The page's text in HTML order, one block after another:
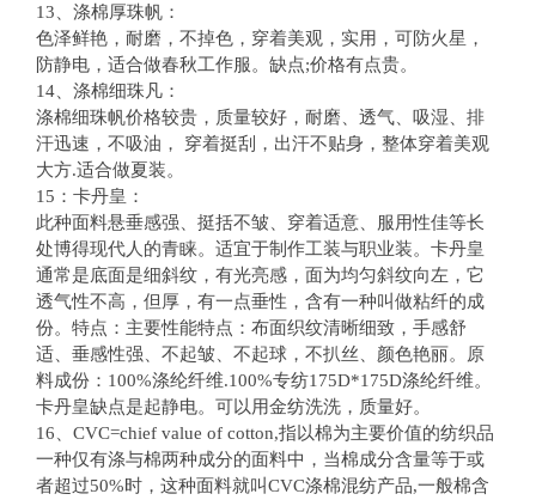
13、涤棉厚珠帆：
色泽鲜艳，耐磨，不掉色，穿着美观，实用，可防火星，
防静电，适合做春秋工作服。缺点;价格有点贵。
14、涤棉细珠凡：
涤棉细珠帆价格较贵，质量较好，耐磨、透气、吸湿、排
汗迅速，不吸油， 穿着挺刮，出汗不贴身，整体穿着美观
大方.适合做夏装。
15：卡丹皇：
此种面料悬垂感强、挺括不皱、穿着适意、服用性佳等长
处博得现代人的青睐。适宜于制作工装与职业装。卡丹皇
通常是底面是细斜纹，有光亮感，面为均匀斜纹向左，它
透气性不高，但厚，有一点垂性，含有一种叫做粘纤的成
份。特点：主要性能特点：布面织纹清晰细致，手感舒
适、垂感性强、不起皱、不起球，不扒丝、颜色艳丽。原
料成份：100%涤纶纤维.100%专纺175D*175D涤纶纤维。
卡丹皇缺点是起静电。可以用金纺洗洗，质量好。
16、CVC=chief value of cotton,指以棉为主要价值的纺织品
一种仅有涤与棉两种成分的面料中，当棉成分含量等于或
者超过50%时，这种面料就叫CVC涤棉混纺产品,一般棉含